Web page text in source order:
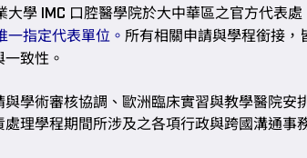
大學 IMC 口腔醫學院於大中華區之官方代表處
指定代表單位。 所有相關申請與學程銜接
致性。
學術審核協調、歐洲臨床實習與教學醫院
理學程期間所涉及之各項行政與跨國溝通事